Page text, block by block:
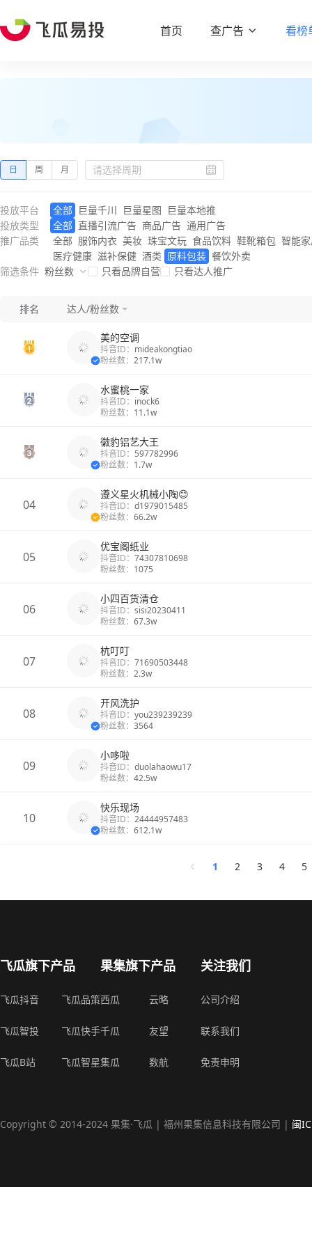
首页 查广告 看榜
日 周 月
投放平台 全部 巨量千川 巨量星图 巨量本地推
投放类型
全部 直播引流广告 商品广告 通用广告
推广品类
全部 服饰内衣 美妆 珠宝文玩 食品饮料 鞋靴箱包 智能
医疗健康 滋补保健 酒类 原料包装 餐饮外卖
筛选条件 粉丝数 只看品牌自营 只看达人推广
排名 达人/粉丝数
美的空调
抖音ID： mideakongtiao
粉丝数： 217.1w
水蜜桃一家
抖音ID： inock6
粉丝数： 11.1w
徽豹铝艺大王
抖音ID： 597782996
粉丝数： 1.7w
04
遵义星火机械小陶😊
抖音ID： d1979015485
粉丝数： 66.2w
05
优宝阁纸业
抖音ID： 74307810698
粉丝数： 1075
06
小四百货清仓
抖音ID： sisi20230411
粉丝数： 67.3w
07
杭叮叮
抖音ID： 71690503448
粉丝数： 2.3w
08
开风洗护
抖音ID： you239239239
粉丝数： 3564
09
小哆啦
抖音ID： duolahaowu17
粉丝数： 42.5w
10
快乐现场
抖音ID： 24444957483
粉丝数： 612.1w
1 2 3 4 5
飞瓜旗下产品
飞瓜抖音 飞瓜品策
飞瓜智投 飞瓜快手
飞瓜B站 飞瓜智星
果集旗下产品
西瓜 云略
千瓜 友望
集瓜 数航
关注我们
公司介绍
联系我们
免责申明
Copyright © 2014-2024 果集·飞瓜 | 福州果集信息科技有限公司 | 闽